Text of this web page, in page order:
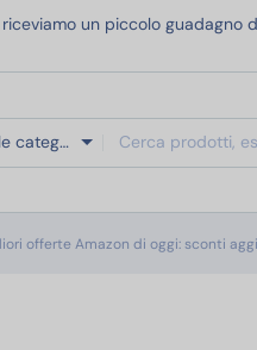
un piccolo guadagno
Tutte le categorie
offerte Amazon di oggi: sconti